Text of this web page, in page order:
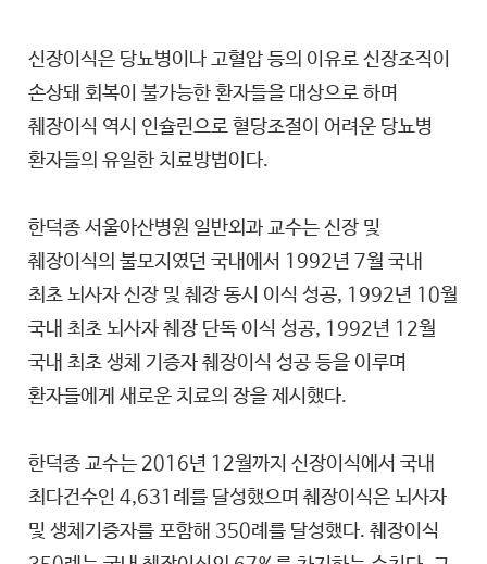
신장이식은 당뇨병이나 고혈압 등의 이유로 신장조직이
손상돼 회복이 불가능한 환자들을 대상으로 하며
췌장이식 역시 인슐린으로 혈당조절이 어려운 당뇨병
환자들의 유일한 치료방법이다.
한덕종 서울아산병원 일반외과 교수는 신장 및
췌장이식의 불모지였던 국내에서 1992년 7월 국내
최초 뇌사자 신장 및 췌장 동시 이식 성공, 1992년 10월
국내 최초 뇌사자 췌장 단독 이식 성공, 1992년 12월
국내 최초 생체 기증자 췌장이식 성공 등을 이루며
환자들에게 새로운 치료의 장을 제시했다.
한덕종 교수는 2016년 12월까지 신장이식에서 국내
최다건수인 4,631례를 달성했으며 췌장이식은 뇌사자
및 생체기증자를 포함해 350례를 달성했다. 췌장이식